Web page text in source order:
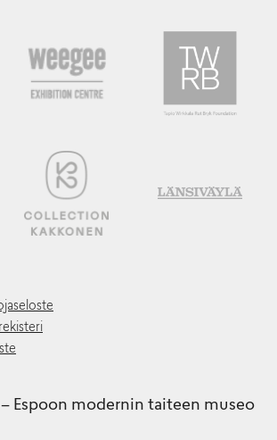
Espoon modernin taiteen museo